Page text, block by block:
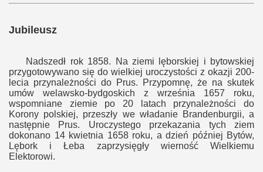
Jubileusz
Nadszedł rok 1858. Na ziemi lęborskiej i bytowskiej
przygotowywano się do wielkiej uroczystości z okazji 200-
lecia przynależności do Prus. Przypomnę, że na skutek
umów welawsko-bydgoskich z września 1657 roku,
wspomniane ziemie po 20 latach przynależności do
Korony polskiej, przeszły we władanie Brandenburgii, a
następnie Prus. Uroczystego przekazania tych ziem
dokonano 14 kwietnia 1658 roku, a dzień później Bytów,
Lębork i Łeba zaprzysięgły wierność Wielkiemu
Elektorowi.